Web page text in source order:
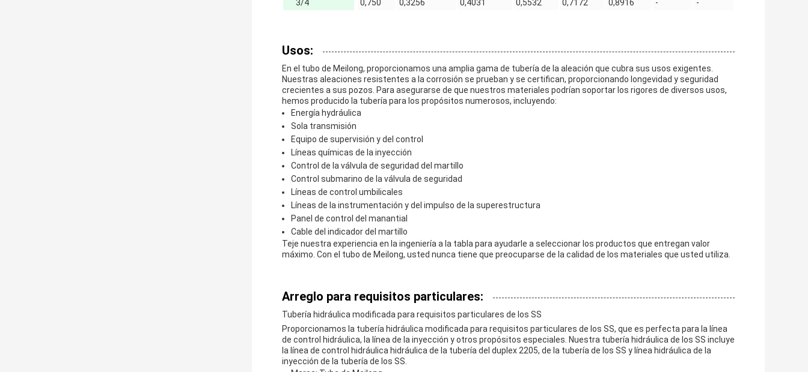
3/4
0,750 0,3256 0,4031 0,5532 0,7172 0,8916 - -
Usos:
En el tubo de Meilong, proporcionamos una amplia gama de tubería de la aleación que cubra sus usos exigentes.
Nuestras aleaciones resistentes a la corrosión se prueban y se certifican, proporcionando longevidad y seguridad
crecientes a sus pozos. Para asegurarse de que nuestros materiales podrían soportar los rigores de diversos usos,
hemos producido la tubería para los propósitos numerosos, incluyendo:
Energía hydráulica
Sola transmisión
Equipo de supervisión y del control
Líneas químicas de la inyección
Control de la válvula de seguridad del martillo
Control submarino de la válvula de seguridad
Líneas de control umbilicales
Líneas de la instrumentación y del impulso de la superestructura
Panel de control del manantial
Cable del indicador del martillo
Teje nuestra experiencia en la ingeniería a la tabla para ayudarle a seleccionar los productos que entregan valor
máximo. Con el tubo de Meilong, usted nunca tiene que preocuparse de la calidad de los materiales que usted utiliza.
Arreglo para requisitos particulares:
Tubería hidráulica modificada para requisitos particulares de los SS
Proporcionamos la tubería hidráulica modificada para requisitos particulares de los SS, que es perfecta para la línea
de control hidráulica, la línea de la inyección y otros propósitos especiales. Nuestra tubería hidráulica de los SS incluye
la línea de control hidráulica hidráulica de la tubería del duplex 2205, de la tubería de los SS y línea hidráulica de la
inyección de la tubería de los SS.